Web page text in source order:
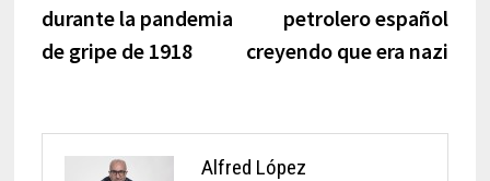
durante la pandemia
de gripe de 1918
petrolero español
creyendo que era nazi
Alfred López